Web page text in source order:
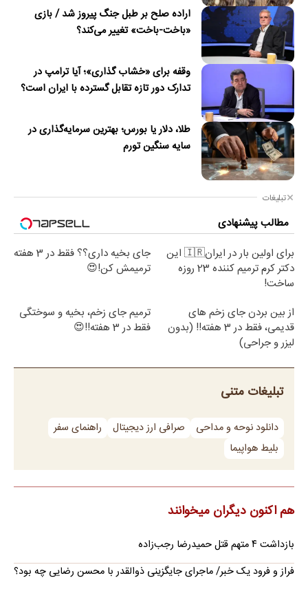
اراده صلح بر طبل جنگ پیروز شد / بازی
«باخت-باخت» تغییر می‌کند؟
وقفه برای «خشاب گذاری»؛ آیا ترامپ در
تدارک دور تازه تقابل گسترده با ایران است؟
طلا، دلار یا بورس؛ بهترین سرمایه‌گذاری در
سایه سنگین تورم
تبلیغات
مطالب پیشنهادی
برای اولین بار در ایران🇮🇷 این
دکتر کرم ترمیم کننده 23 روزه
ساخت!
جای بخیه داری؟؟ فقط در 3 هفته
ترمیمش کن!😍
از بین بردن جای زخم های
قدیمی، فقط در 3 هفته!! (بدون
لیزر و جراحی)
ترمیم جای زخم، بخیه و سوختگی
فقط در 3 هفته!!😍
تبلیغات متنی
دانلود نوحه و مداحی صرافی ارز دیجیتال
راهنمای سفر
بلیط هواپیما
هم اکنون دیگران میخوانند
بازداشت ۴ متهم قتل حمیدرضا رجب‌زاده
فراز و فرود یک خبر/ ماجرای جایگزینی ذوالقدر با محسن رضایی چه بود؟